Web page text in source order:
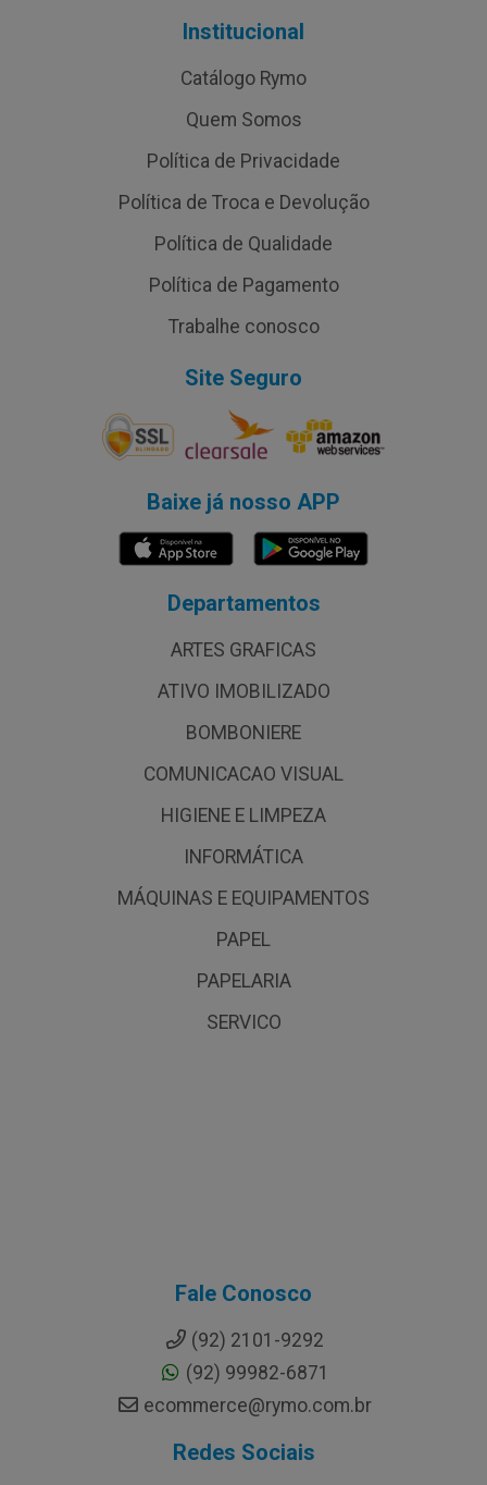
Institucional
Catálogo Rymo
Quem Somos
Política de Privacidade
Política de Troca e Devolução
Política de Qualidade
Política de Pagamento
Trabalhe conosco
Site Seguro
Baixe já nosso APP
Departamentos
ARTES GRAFICAS
ATIVO IMOBILIZADO
BOMBONIERE
COMUNICACAO VISUAL
HIGIENE E LIMPEZA
INFORMÁTICA
MÁQUINAS E EQUIPAMENTOS
PAPEL
PAPELARIA
SERVICO
Fale Conosco
(92) 2101-9292
(92) 99982-6871
ecommerce@rymo.com.br
Redes Sociais